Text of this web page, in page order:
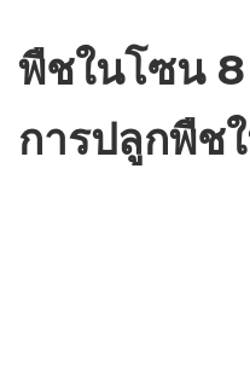
พืชในโซน
การปลูกพืช